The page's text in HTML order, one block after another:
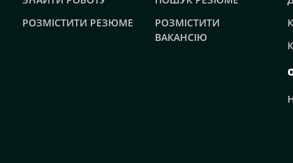
РОЗМІСТИТИ РЕЗЮМЕ
РОЗМІСТИТИ
ВАКАНСІЮ